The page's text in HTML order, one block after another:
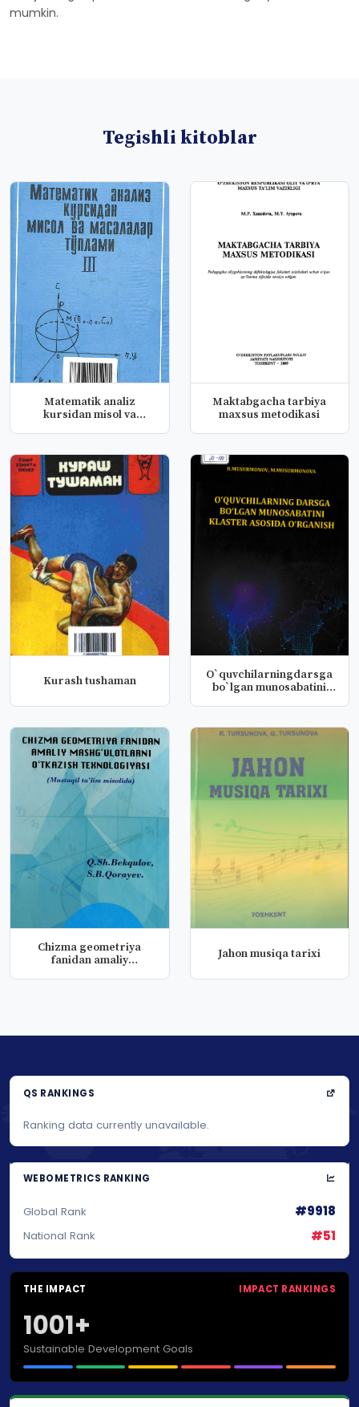
mumkin.
Tegishli kitoblar
Matematik analiz
kursidan misol va
Maktabgacha tarbiya
maxsus metodikasi
Kurash tushaman
O`quvchilarningdarsga
bo`lgan munosabatini
Chizma geometriya
fanidan amaliy
Jahon musiqa tarixi
QS RANKINGS
Ranking data currently unavailable.
WEBOMETRICS RANKING
Global Rank #9918
National Rank #51
THE IMPACT IMPACT RANKINGS
1001+
Sustainable Development Goals